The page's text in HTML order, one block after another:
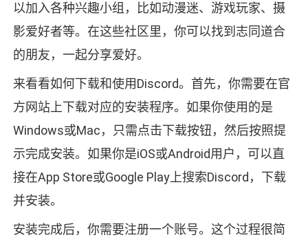
以加入各种兴趣小组，比如动漫迷、游戏玩家、摄
影爱好者等。在这些社区里，你可以找到志同道合
的朋友，一起分享爱好。
来看看如何下载和使用Discord。首先，你需要在官
方网站上下载对应的安装程序。如果你使用的是
Windows或Mac，只需点击下载按钮，然后按照提
示完成安装。如果你是iOS或Android用户，可以直
接在App Store或Google Play上搜索Discord，下载
并安装。
安装完成后，你需要注册一个账号。这个过程很简